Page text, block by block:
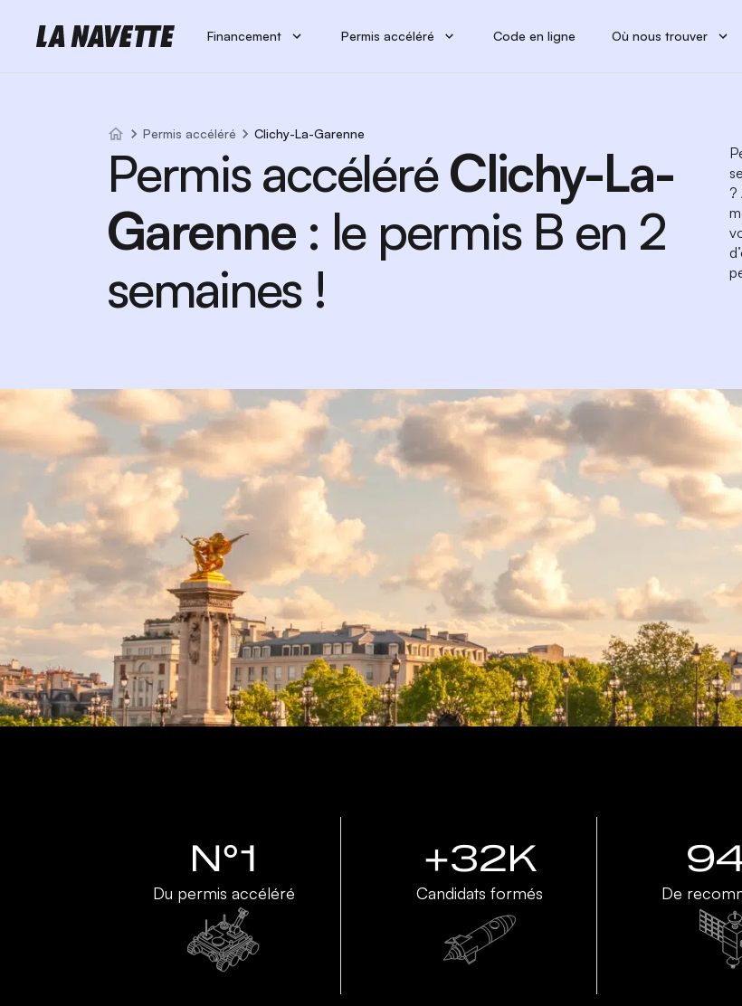
Financement Permis accéléré Code en ligne Où nous trouver
Permis accéléré Clichy-La-Garenne
Permis accéléréClichy-La-
Garenne : le permis B en 2
semaines !
?
N°1
Du permis accéléré
+32K
Candidats formés De